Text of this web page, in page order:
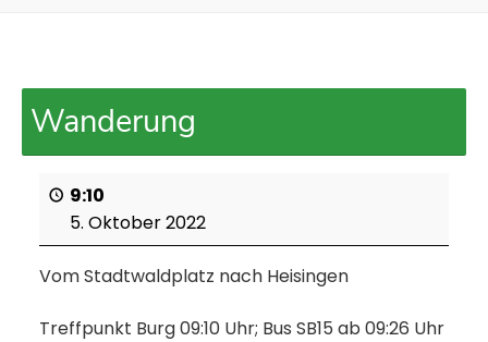
Wanderung
9:10
5. Oktober 2022
Vom Stadtwaldplatz nach Heisingen
Treffpunkt Burg 09:10 Uhr; Bus SB15 ab 09:26 Uhr